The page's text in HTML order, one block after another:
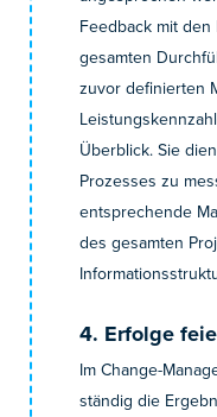
Feedback mit
gesamten
zuvor definierten
Überblick. Sie
Prozesses zu
entsprechende
des gesamten
4. Erfolge
Im Change-
ständig die